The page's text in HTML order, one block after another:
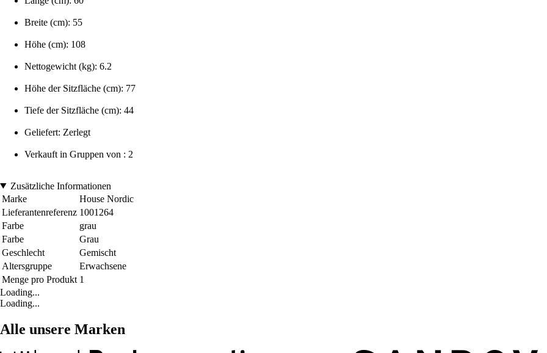
Breite (cm): 55
Höhe (cm): 108
Nettogewicht (kg): 6.2
Höhe der Sitzfläche (cm): 77
Tiefe der Sitzfläche (cm): 44
Geliefert: Zerlegt
Verkauft in Gruppen von : 2
Zusätzliche Informationen
Marke
House Nordic
Lieferantenreferenz 1001264
Farbe
grau
Farbe
Grau
Geschlecht
Gemischt
Altersgruppe
Erwachsene
Menge pro Produkt 1
Loading...
Loading...
Alle unsere Marken